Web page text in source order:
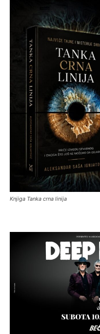
Knjiga Tanka crna linija